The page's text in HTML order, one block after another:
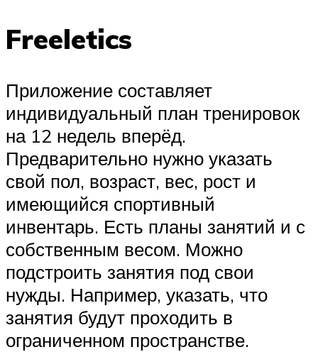
Freeletics
Приложение составляет
индивидуальный план тренировок
на 12 недель вперёд.
Предварительно нужно указать
свой пол, возраст, вес, рост и
имеющийся спортивный
инвентарь. Есть планы занятий и с
собственным весом. Можно
подстроить занятия под свои
нужды. Например, указать, что
занятия будут проходить в
ограниченном пространстве.